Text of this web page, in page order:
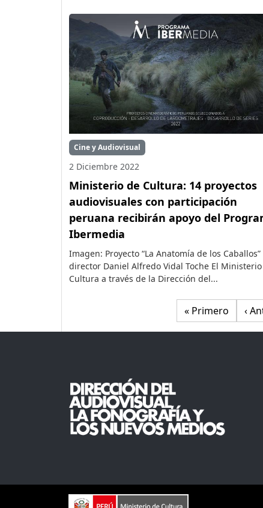
Cine y Audiovisual
2 Diciembre 2022
Ministerio de Cultura: 14 proyectos
audiovisuales con participación
peruana recibirán apoyo del
Ibermedia
Imagen: Proyecto “La Anatomía de los Caballos”
director Daniel Alfredo Vidal Toche El
Cultura a través de la Dirección del...
Primera página
« Primero ‹